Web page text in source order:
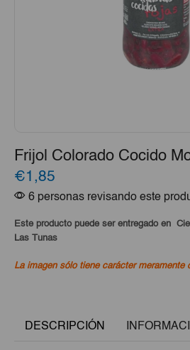
Frijol Colorado Cocido
€1,85
6 personas revisando este
Este producto puede ser entregado en
Las Tunas
La imagen sólo tiene carácter meramente
DESCRIPCIÓN